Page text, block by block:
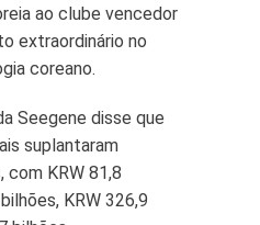
ao clube vencedor
extraordinário no
coreano.
Seegene disse que
suplantaram
KRW 81,8
KRW 326,9